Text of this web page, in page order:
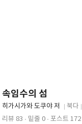
속임수의 섬
글
쓴
히가시가와 도쿠야 저
출
북다
출
리뷰 83
밑줄 0 포스트 172